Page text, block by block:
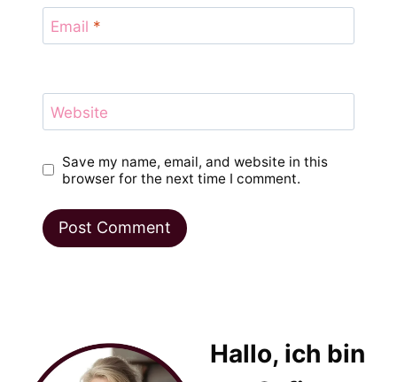
Email *
Website
Save my name, email, and website in this
browser for the next time I comment.
Hallo, ich bin